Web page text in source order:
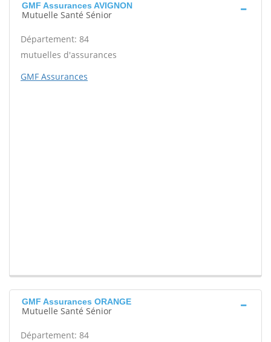
GMF Assurances AVIGNON
Mutuelle Santé Sénior
Département: 84
mutuelles d'assurances
GMF Assurances
GMF Assurances ORANGE
Mutuelle Santé Sénior
Département: 84